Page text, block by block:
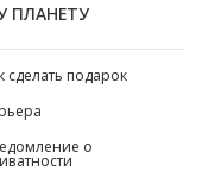
сделать подарок
о